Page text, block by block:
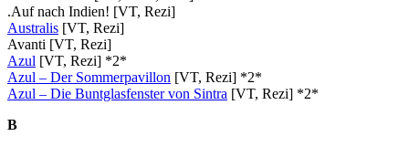
.Auf nach Indien! [VT, Rezi]
Australis [VT, Rezi]
Avanti [VT, Rezi]
Azul [VT, Rezi] *2*
Azul – Der Sommerpavillon [VT, Rezi] *2*
Azul – Die Buntglasfenster von Sintra [VT, Rezi] *2*
B